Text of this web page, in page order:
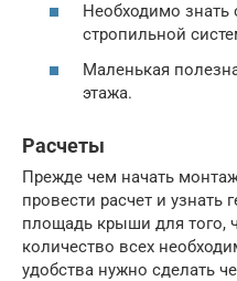
Необходимо знать
стропильной
Маленькая
этажа.
Расчеты
Прежде чем начать
провести расчет и узнать
площадь крыши для того,
количество всех
удобства нужно сделать